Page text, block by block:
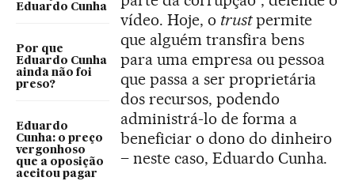
Eduardo Cunha
Por que
Eduardo Cunha
ainda não foi
preso?
Eduardo
Cunha: o preço
vergonhoso
que a oposição
aceitou pagar
vídeo. Hoje, o trustpermite
que alguém transfira bens
para uma empresa ou pessoa
que passa a ser proprietária
dos recursos, podendo
administrá-lo de forma a
beneficiar o dono do dinheiro
– neste caso, Eduardo Cunha.